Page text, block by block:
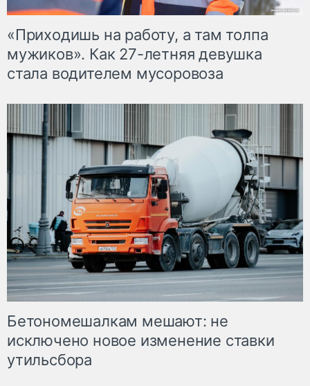
«Приходишь на работу, а там толпа
мужиков». Как 27-летняя девушка
стала водителем мусоровоза
Бетономешалкам мешают: не
исключено новое изменение ставки
утильсбора